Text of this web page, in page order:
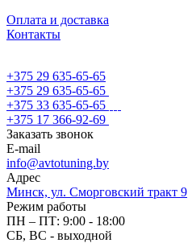
Оплата и доставка
Контакты
+375 29 635-65-65
+375 29 635-65-65
+375 33 635-65-65
+375 17 366-92-69
Заказать звонок
E-mail
info@avtotuning.by
Адрес
Минск, ул. Сморговский тракт 9
Режим работы
ПН – ПТ: 9:00 - 18:00
СБ, ВС - выходной